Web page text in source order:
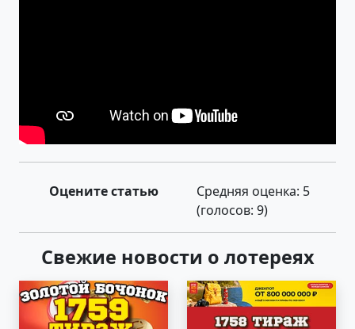
Оцените статью Средняя оценка: 5
(голосов: 9)
Свежие новости о лотереях